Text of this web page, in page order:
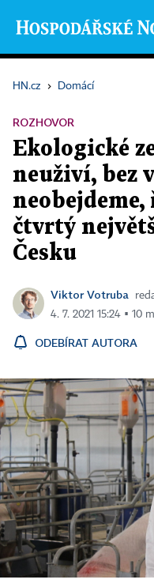
HN.cz › Domácí
ROZHOVOR
Ekologické
neuživí, bez
čtvrtý
Česku
Viktor Votruba
4. 7. 2021 15:24 ▪ 10
ODEBÍRAT AUTORA